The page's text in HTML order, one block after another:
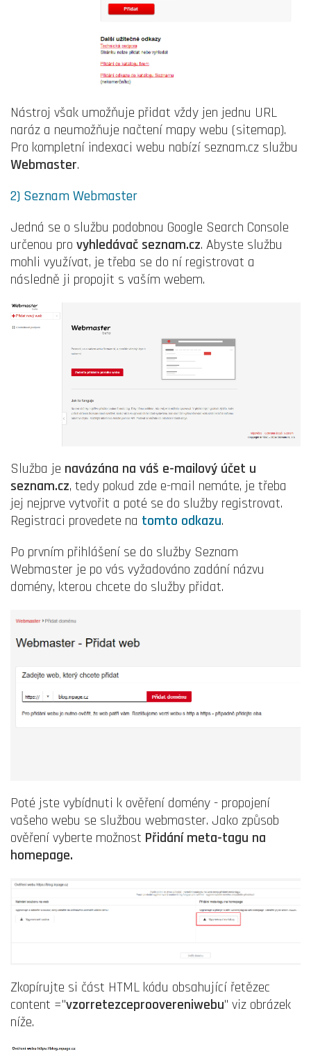
Nástroj však umožňuje přidat vždy jen jednu URL
naráz a neumožňuje načtení mapy webu (sitemap).
Pro kompletní indexaci webu nabízí seznam.cz službu
Webmaster.
2) Seznam Webmaster
Jedná se o službu podobnou Google Search Console
určenou pro vyhledávač seznam.cz. Abyste službu
mohli využívat, je třeba se do ní registrovat a
následně ji propojit s vaším webem.
Služba je navázána na váš e-mailový účet u
seznam.cz, tedy pokud zde e-mail nemáte, je třeba
jej nejprve vytvořit a poté se do služby registrovat.
Registraci provedete na tomto odkazu.
Po prvním přihlášení se do služby Seznam
Webmaster je po vás vyžadováno zadání názvu
domény, kterou chcete do služby přidat.
Poté jste vybídnuti k ověření domény - propojení
vašeho webu se službou webmaster. Jako způsob
ověření vyberte možnost Přidání meta-tagu na
homepage.
Zkopírujte si část HTML kódu obsahující řetězec
content ="vzorretezceproovereniwebu" viz obrázek
níže.